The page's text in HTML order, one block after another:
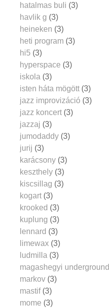
hatalmas buli (3)
havlik g (3)
heineken (3)
heti program (3)
hi5 (3)
hyperspace (3)
iskola (3)
isten háta mögött (3)
jazz improvizáció (3)
jazz koncert (3)
jazzaj (3)
jumodaddy (3)
jurij (3)
karácsony (3)
keszthely (3)
kiscsillag (3)
kogart (3)
krooked (3)
kuplung (3)
lennard (3)
limewax (3)
ludmilla (3)
magashegyi underground
markov (3)
mastif (3)
mome (3)